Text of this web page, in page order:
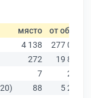
място от общо
4 138
277 019
272
19 882
7
214
88 5 291